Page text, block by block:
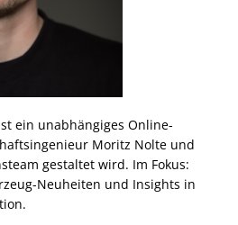
ein unabhängiges Online-
Moritz Nolte und
gestaltet wird. Im Fokus:
Neuheiten und Insights in